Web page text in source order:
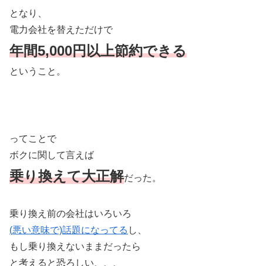
となり、
電力会社を替えただけで
年間5,000円以上節約できる
ということ。
ってことで
ボクに関して言えば
乗り換えて大正解だった。
乗り換え前の会社はいろいろ
(悪い意味で)話題になってる し、
もし乗り換えないままだったら
と考えると恐ろしい、、、